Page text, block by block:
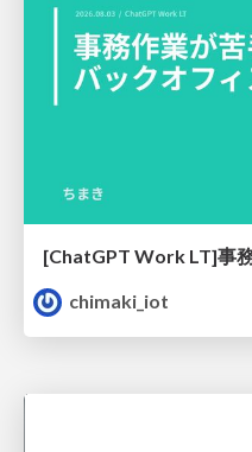
chimaki_iot